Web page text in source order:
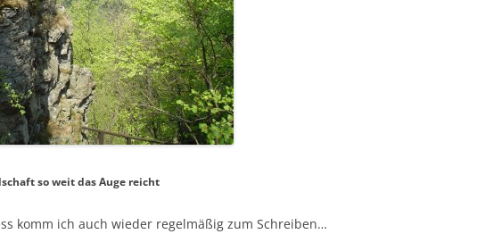
so weit das Auge reicht
komm ich auch wieder regelmäßig zum Schreiben…